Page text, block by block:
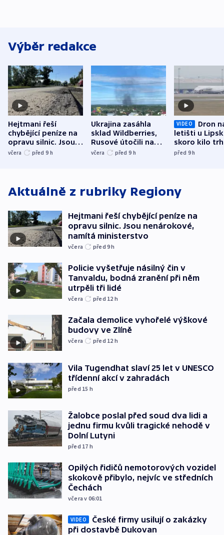
Výběr redakce
Hejtmani řeší
chybějící peníze na
opravu silnic. Jsou
nenárokové, namítá
včera před 9 h
Ukrajina zasáhla
sklad Wildberries,
Rusové útočili na
trh, hasiče či
včera před 9 h
VIDEO
Dron
letišti u
skoro kilo
indicie
před 9h
Aktuálně z rubriky Regiony
Hejtmani řeší chybějící peníze na
opravu silnic. Jsou nenárokové,
namítá ministerstvo
včera před 9h
Policie vyšetřuje násilný čin v
Tanvaldu, bodná zranění při něm
utrpěli tři lidé
včera před 12 h
Začala demolice vyhořelé výškové
budovy ve Zlíně
včera před 12 h
Vila Tugendhat slaví 25 let v UNESCO
třídenní akcí v zahradách
před 15 h
Žalobce poslal před soud dva lidi a
jednu firmu kvůli tragické nehodě v
Dolní Lutyni
před 17 h
Opilých řidičů nemotorových vozidel
skokově přibylo, nejvíc ve středních
Čechách
včera v 06:01
VIDEO
České firmy usilují o zakázky
při dostavbě Dukovan